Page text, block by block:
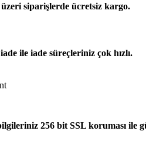
üzeri siparişlerde ücretsiz kargo.
ile iade süreçleriniz çok hızlı.
256 bit SSL koruması ile